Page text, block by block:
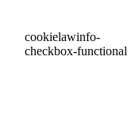
cookielawinfo-
checkbox-functional